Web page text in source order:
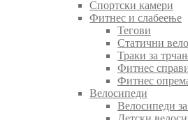
Спортски камери
Фитнес и слабеење
Тегови
Статични
Траки за
Фитнес
Фитнес
Велосипеди
Велосипеди